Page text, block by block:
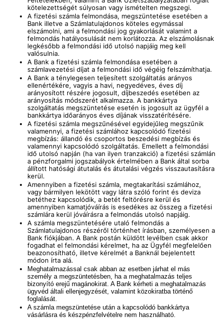
kötelezettségét súlyosan vagy ismételten megszegi.
A fizetési számla felmondása, megszüntetése esetében a
Bank illetve a Számlatulajdonos köteles egymással
elszámolni, ami a felmondási jog gyakorlását valamint a
felmondás hatályosulását nem korlátozza. Az elszámolásnak
legkésőbb a felmondási idő utolsó napjáig meg kell
valósulnia.
A Bank a fizetési számla felmondása esetében a
számlavezetési díjat a felmondási idő végéig felszámíthatja.
A Bank a ténylegesen teljesített szolgáltatás arányos
ellenértékére, vagyis a havi, negyedéves, éves díj
arányosított részére jogosult, díjbeszedés esetében az
arányosítás módszerét alkalmazza. A bankkártya
szolgáltatás megszüntetése esetén is jogosult az ügyfél a
bankkártya időarányos éves díjának visszatérítésére.
A fizetési számla megszűnésével egyidejűleg megszűnik
valamennyi, a fizetési számlához kapcsolódó fizetési
megbízás: állandó és csoportos beszedési megbízás és
valamennyi kapcsolódó szolgáltatás. Emellett a felmondási
idő utolsó napján (ha van ilyen tranzakció) a fizetési számlán
a pénzforgalmi jogszabályok értelmében a Bank által sorba
állított hatósági átutalás és átutalási végzés visszautasításra
kerül.
Amennyiben a fizetési számla, megtakarítási számlához,
vagy bármilyen lekötött vagy látra szóló forint és deviza
betéthez kapcsolódik, a betét feltörésre kerül és
amennyiben kamatjóváírás is esedékes az összeg a fizetési
számlára kerül jóváírásra a felmondás utolsó napjáig.
A számla megszüntetésére utaló felmondás a
Számlatulajdonos részéről történhet írásban, személyesen a
Bank fiókjában. A Bank postán küldött levélben csak akkor
fogadhat el felmondási kérelmet, ha az Ügyfél megfelelően
beazonosítható, illetve kérelmét a Banknál bejelentett
módon írta alá.
Meghatalmazással csak abban az esetben járhat el más
személy a megszüntetésben, ha a meghatalmazás teljes
bizonyító erejű magánokirat. A Bank kérheti a meghatalmazás
ügyvéd általi ellenjegyzését, valamint közokiratba történő
foglalását.
A számla megszüntetése után a kapcsolódó bankkártya
vásárlásra és készpénzfelvételre nem használható.